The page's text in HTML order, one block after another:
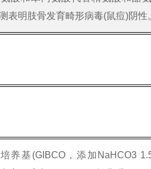
表明肢骨发育畸形病毒(鼠痘)阴性
养基(GIBCO，添加NaHCO3